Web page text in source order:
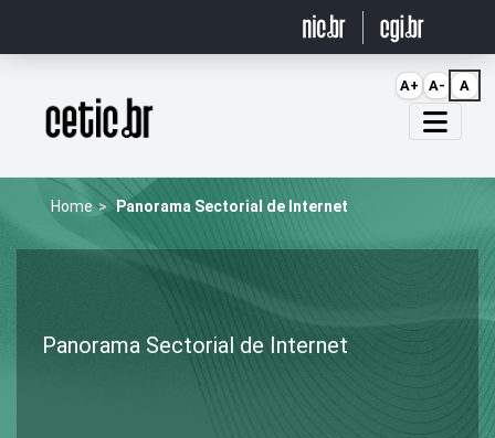
Página inicial
Home Panorama Sectorial de Internet
Panorama Sectorial de Internet
A+ A- A